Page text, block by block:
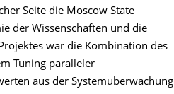
Seite die Moscow State
der Wissenschaften und die
war die Kombination des
Tuning paralleler
aus der Systemüberwachung